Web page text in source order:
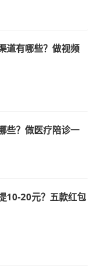
道有哪些？做视频
些？做医疗陪诊一
10-20元？五款红包